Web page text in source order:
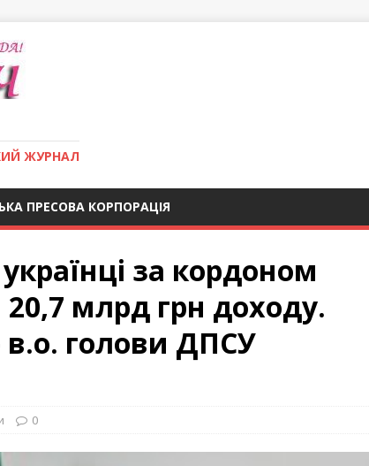
ЖУРНАЛ
ПРЕСОВА КОРПОРАЦІЯ
за кордоном
млрд грн доходу.
в.о. голови ДПСУ
0